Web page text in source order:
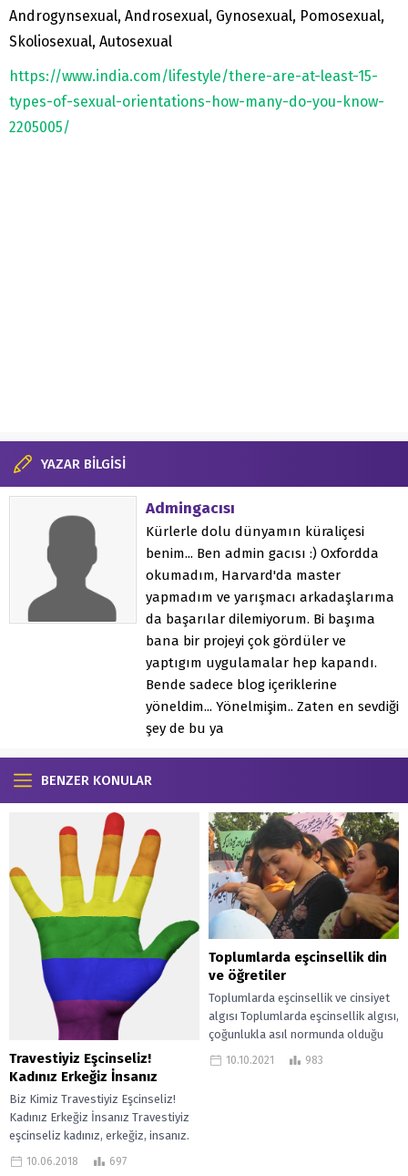
Androgynsexual, Androsexual, Gynosexual, Pomosexual,
Skoliosexual, Autosexual
https://www.india.com/lifestyle/there-are-at-least-15-
types-of-sexual-orientations-how-many-do-you-know-
2205005/
YAZAR BİLGİSİ
Admingacısı
Kürlerle dolu dünyamın küraliçesi
benim... Ben admin gacısı :) Oxfordda
okumadım, Harvard'da master
yapmadım ve yarışmacı arkadaşlarıma
da başarılar dilemiyorum. Bi başıma
bana bir projeyi çok gördüler ve
yaptıgım uygulamalar hep kapandı.
Bende sadece blog içeriklerine
yöneldim... Yönelmişim.. Zaten en sevdiği
şey de bu ya
BENZER KONULAR
Travestiyiz Eşcinseliz!
Kadınız Erkeğiz İnsanız
Biz Kimiz Travestiyiz Eşcinseliz!
Kadınız Erkeğiz İnsanız Travestiyiz
eşcinseliz kadınız, erkeğiz, insanız.
Eşitlik, evrensel insan hakları hukuku
10.06.2018 697
Toplumlarda eşcinsellik din
ve öğretiler
Toplumlarda eşcinsellik ve cinsiyet
algısı Toplumlarda eşcinsellik algısı,
çoğunlukla asıl normunda olduğu
düşünülen, Avrupa veya Amerika’daki
10.10.2021 983